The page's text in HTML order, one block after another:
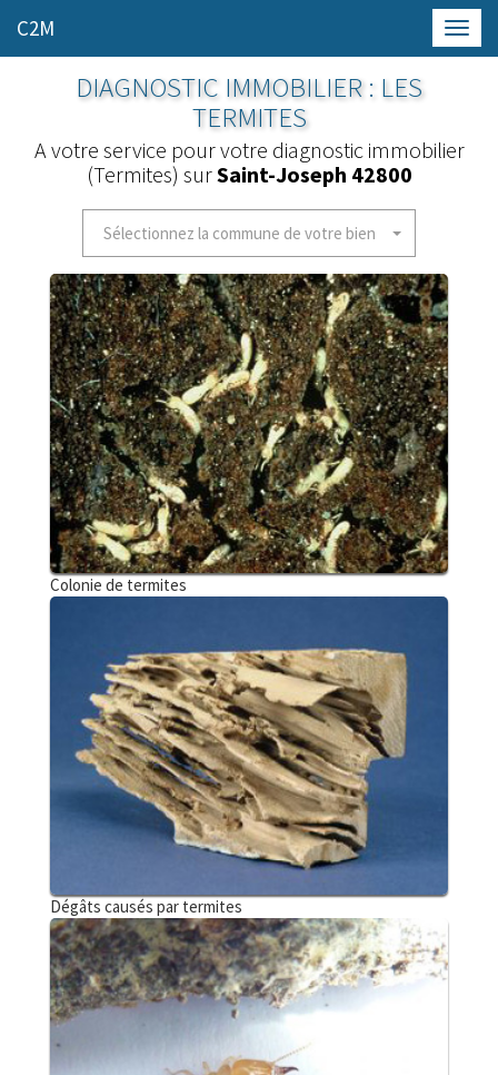
C2M
DIAGNOSTIC IMMOBILIER : LES
TERMITES
A votre service pour votre diagnostic immobilier
(Termites) surSaint-Joseph 42800
Sélectionnez la commune de votre bien
Colonie de termites
Dégâts causés par termites